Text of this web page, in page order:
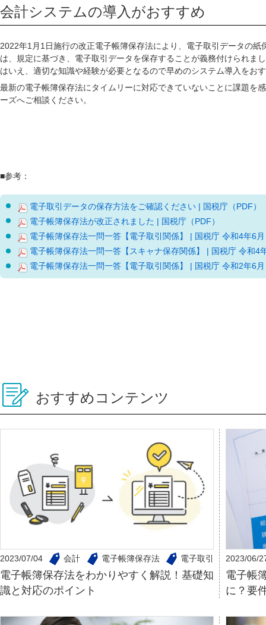
会計システムの導入がおすすめ
2022年1月1日施行の改正電子帳簿保存法により、電子取引データの
は、規定に基づき、電子取引データを保存することが義務付けられま
はいえ、適切な知識や経験が必要となるので早めのシステム導入をお
最新の電子帳簿保存法にタイムリーに対応できていないことに課題を
ーズへご相談ください。
■参考：
電子取引データの保存方法をご確認ください | 国税庁（PDF）
電子帳簿保存法が改正されました | 国税庁（PDF）
電子帳簿保存法一問一答【電子取引関係】 | 国税庁 令和4年6
電子帳簿保存法一問一答【スキャナ保存関係】 | 国税庁 令和4
電子帳簿保存法一問一答【電子取引関係】 | 国税庁 令和2年6
おすすめコンテンツ
2023/07/04 会計 電子帳簿保存法 電子取引
電子帳簿保存法をわかりやすく解説！基礎知
識と対応のポイント
2023/06/
電子帳
に？要